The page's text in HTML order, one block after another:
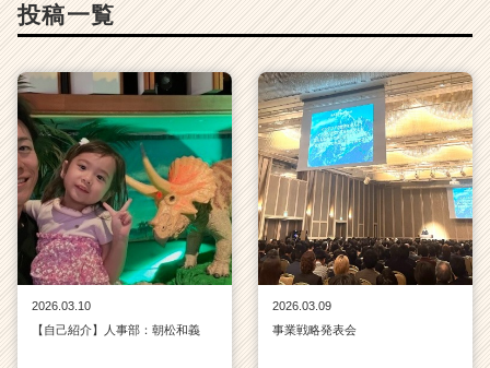
投稿一覧
2026.03.10
【自己紹介】人事部：朝松和義
2026.03.09
事業戦略発表会